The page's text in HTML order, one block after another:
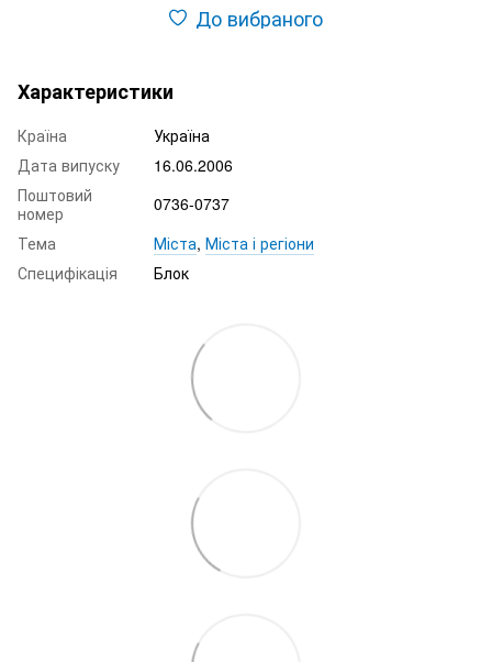
До вибраного
Характеристики
Країна
Україна
Дата випуску
16.06.2006
Поштовий
номер
0736-0737
Тема
Міста, Міста і регіони
Специфікація
Блок